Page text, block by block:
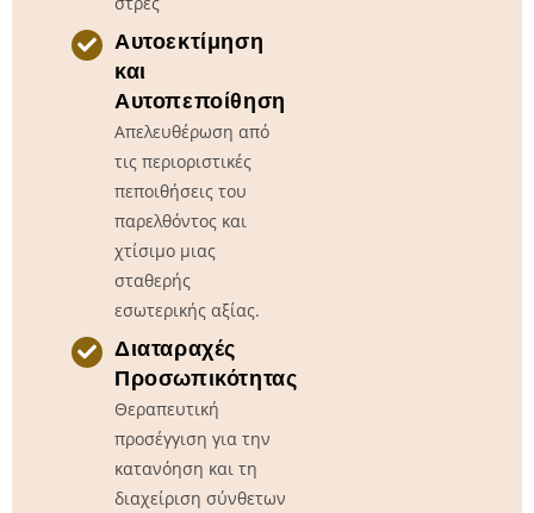
Αυτοεκτίμηση
και
Αυτοπεποίθηση
Απελευθέρωση από
τις περιοριστικές
πεποιθήσεις του
παρελθόντος και
χτίσιμο μιας
σταθερής
εσωτερικής αξίας.
Διαταραχές
Προσωπικότητας
Θεραπευτική
προσέγγιση για την
κατανόηση και τη
διαχείριση σύνθετων